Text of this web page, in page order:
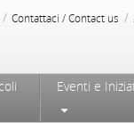
/ Contattaci / Contact us /
Eventi e